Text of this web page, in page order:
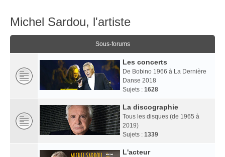
Michel Sardou, l'artiste
Sous-forums
Les concerts
De Bobino 1966 à La Dernière
Danse 2018
Sujets : 1628
La discographie
Tous les disques (de 1965 à
2019)
Sujets : 1339
L'acteur